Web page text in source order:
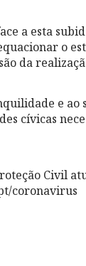
a esta
o
da
e
cívicas
Civil
coronavirus